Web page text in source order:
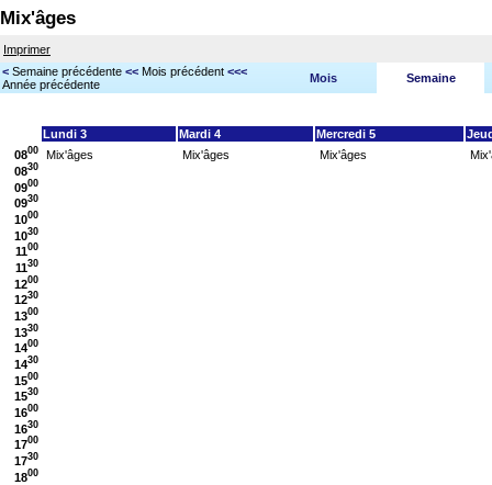
Mix'âges
Imprimer
< Semaine précédente << Mois précédent <<<
Année précédente
Mois Semaine
Lundi 3 Mardi 4 Mercredi 5
0800
0830
0900
0930
1000
1030
1100
1130
1200
1230
1300
1330
1400
1430
1500
1530
1600
1630
1700
1730
1800
Mix'âges Mix'âges Mix'âges